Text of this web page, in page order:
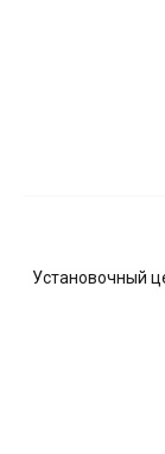
Установочный